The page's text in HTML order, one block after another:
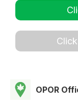
OPOR